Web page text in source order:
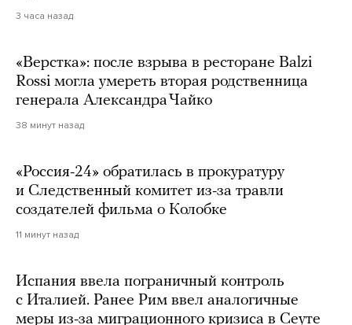
3 часа назад
«Верстка»: после взрыва в ресторане Balzi
Rossi могла умереть вторая родственница
генерала Александра Чайко
38 минут назад
«Россия-24» обратилась в прокуратуру
и Следственный комитет из-за травли
создателей фильма о Колобке
11 минут назад
Испания ввела пограничный контроль
с Италией. Ранее Рим ввел аналогичные
меры из-за миграционного кризиса в Сеуте